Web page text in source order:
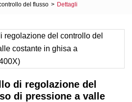
del flusso > Dettagli
di regolazione del
di pressione a valle